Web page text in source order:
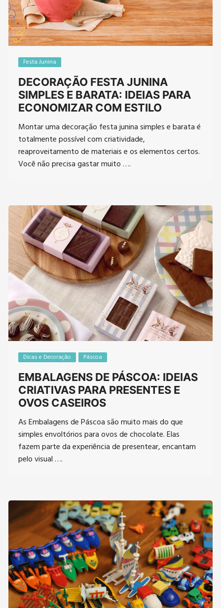
Festa Junina
DECORAÇÃO FESTA JUNINA
SIMPLES E BARATA: IDEIAS PARA
ECONOMIZAR COM ESTILO
Montar uma decoração festa junina simples e barata é
totalmente possível com criatividade,
reaproveitamento de materiais e os elementos certos.
Você não precisa gastar muito ….
Dicas e Decoração Páscoa
EMBALAGENS DE PÁSCOA: IDEIAS
CRIATIVAS PARA PRESENTES E
OVOS CASEIROS
As Embalagens de Páscoa são muito mais do que
simples envoltórios para ovos de chocolate. Elas
fazem parte da experiência de presentear, encantam
pelo visual ….